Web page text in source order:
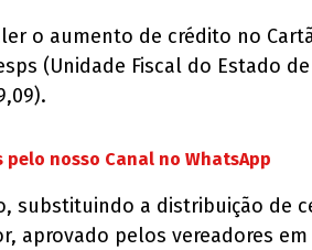
o aumento de crédito no
(Unidade Fiscal do Estado de
nosso Canal no WhatsApp
a distribuição de
pelos vereadores